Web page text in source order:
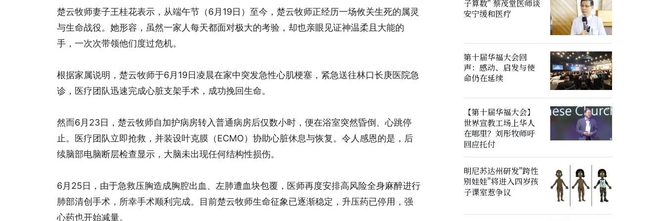
楚云牧师妻子王桂花表示，从端午节（6月19日）至今，楚云牧师正经历一场攸关生死的属灵
与生命战役。她形容，虽然一家人每天都面对极大的考验，却也亲眼见证神温柔且大能的
手，一次次带领他们度过危机。
根据家属说明，楚云牧师于6月19日凌晨在家中突发急性心肌梗塞，紧急送往林口长庚医院急
诊，医疗团队迅速完成心脏支架手术，成功挽回生命。
然而6月23日，楚云牧师自加护病房转入普通病房后仅数小时，便在浴室突然昏倒、心跳停
止。医疗团队立即抢救，并装设叶克膜（ECMO）协助心脏休息与恢复。令人感恩的是，后
续脑部电脑断层检查显示，大脑未出现任何结构性损伤。
6月25日，由于急救压胸造成胸腔出血、左肺遭血块包覆，医师再度安排高风险全身麻醉进行
肺部清创手术，所幸手术顺利完成。目前楚云牧师生命征象已逐渐稳定，升压药已停用，强
心药也开始减量。
子算数" 蔡茂堂医师谈
安宁缓和医疗
第十届华福大会回
声：感动、启发与使
命仍在延续
【第十届华福大会】
世界宣教工场上华人
在哪里？刘彤牧师吁
回应托付
明尼苏达州研发"跨性
别娃娃"将进入四岁孩
子课室惹争议